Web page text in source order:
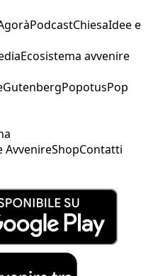
PodcastChiesaIdee e
Ecosistema avvenire
GutenbergPopotusPop
AvvenireShopContatti